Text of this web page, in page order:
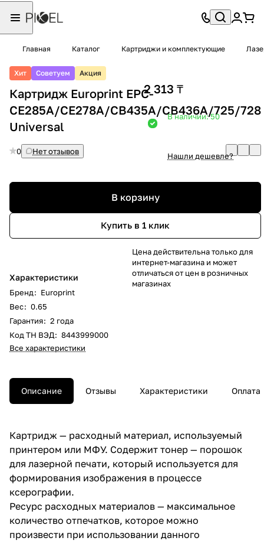
Главная Каталог Картриджи и комплектующие
Хит Советуем Акция
Картридж Europrint EPC-
CE285A/CE278A/CB435A/CB436A/725/728
Universal
0 Нет отзывов
В корзину
Купить в 1 клик
Характеристики
Бренд: Europrint
Вес: 0.65
Гарантия: 2 года
Код ТН ВЭД: 8443999000
Все характеристики
2 313 ₸
В наличии: 50
Нашли дешевле?
Цена действительна только для
интернет-магазина и может
отличаться от цен в розничных
магазинах
Описание Отзывы Характеристики Оплата
Картридж — расходный материал, используемый
принтером или МФУ. Содержит тонер — порошок
для лазерной печати, который используется для
формирования изображения в процессе
ксерографии.
Ресурс расходных материалов — максимальное
количество отпечатков, которое можно
произвести при использовании данного